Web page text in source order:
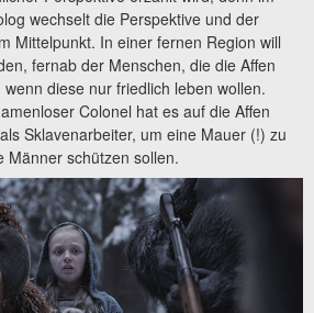
wechselt die Perspektive und der
Mittelpunkt. In einer fernen Region will
fernab der Menschen, die die Affen
diese nur friedlich leben wollen.
Colonel hat es auf die Affen
Sklavenarbeiter, um eine Mauer (!) zu
Männer schützen sollen.